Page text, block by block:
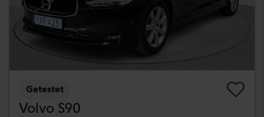
Getestet
Volvo S90